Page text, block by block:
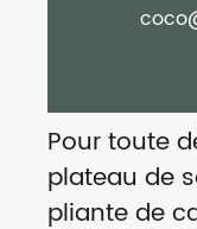
Pour toute
plateau de
pliante de